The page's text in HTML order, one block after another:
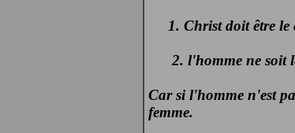
1. Christ doit être le
2. l'homme ne soit
Car si l'homme n'est
femme.